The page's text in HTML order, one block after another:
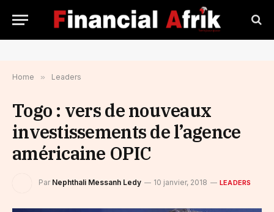
Home » Leaders
Togo : vers de nouveaux
investissements de l’agence
américaine OPIC
Par Nephthali Messanh Ledy 10 janvier, 2018 LEADERS